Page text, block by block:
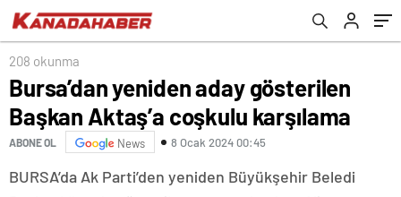
208 okunma
Bursa’dan yeniden aday gösterilen
Başkan Aktaş’a coşkulu karşılama
ABONE OL News 8 Ocak 2024 00:45
BURSA’da Ak Parti’den yeniden Büyükşehir Beledi